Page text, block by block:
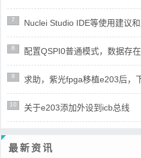
7 Nuclei Studio IDE等使用建议
8 配置QSPI0普通模式，数据存
9 求助，紫光fpga移植e203后，
10 关于e203添加外设到icb总线
最新资讯